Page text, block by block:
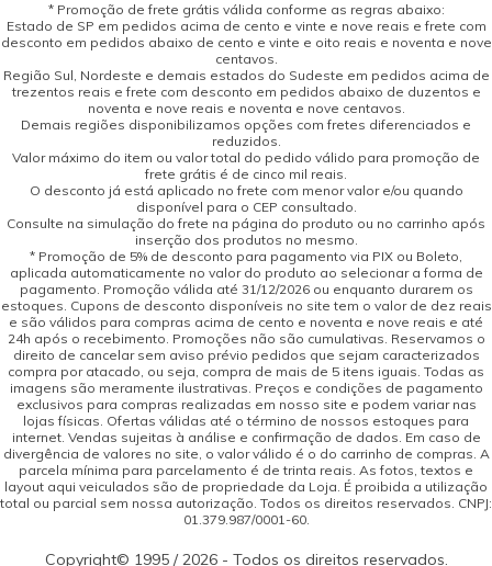
* Promoção de frete grátis válida conforme as regras abaixo:
Estado de SP em pedidos acima de cento e vinte e nove reais e frete com
desconto em pedidos abaixo de cento e vinte e oito reais e noventa e nove
centavos.
Região Sul, Nordeste e demais estados do Sudeste em pedidos acima de
trezentos reais e frete com desconto em pedidos abaixo de duzentos e
noventa e nove reais e noventa e nove centavos.
Demais regiões disponibilizamos opções com fretes diferenciados e
reduzidos.
Valor máximo do item ou valor total do pedido válido para promoção de
frete grátis é de cinco mil reais.
O desconto já está aplicado no frete com menor valor e/ou quando
disponível para o CEP consultado.
Consulte na simulação do frete na página do produto ou no carrinho após
inserção dos produtos no mesmo.
* Promoção de 5% de desconto para pagamento via PIX ou Boleto,
aplicada automaticamente no valor do produto ao selecionar a forma de
pagamento. Promoção válida até 31/12/2026 ou enquanto durarem os
estoques. Cupons de desconto disponíveis no site tem o valor de dez reais
e são válidos para compras acima de cento e noventa e nove reais e até
24h após o recebimento. Promoções não são cumulativas. Reservamos o
direito de cancelar sem aviso prévio pedidos que sejam caracterizados
compra por atacado, ou seja, compra de mais de 5 itens iguais. Todas as
imagens são meramente ilustrativas. Preços e condições de pagamento
exclusivos para compras realizadas em nosso site e podem variar nas
lojas físicas. Ofertas válidas até o término de nossos estoques para
internet. Vendas sujeitas à análise e confirmação de dados. Em caso de
divergência de valores no site, o valor válido é o do carrinho de compras. A
parcela mínima para parcelamento é de trinta reais. As fotos, textos e
layout aqui veiculados são de propriedade da Loja. É proibida a utilização
total ou parcial sem nossa autorização. Todos os direitos reservados. CNPJ:
01.379.987/0001-60.
Copyright© 1995 / 2026 - Todos os direitos reservados.